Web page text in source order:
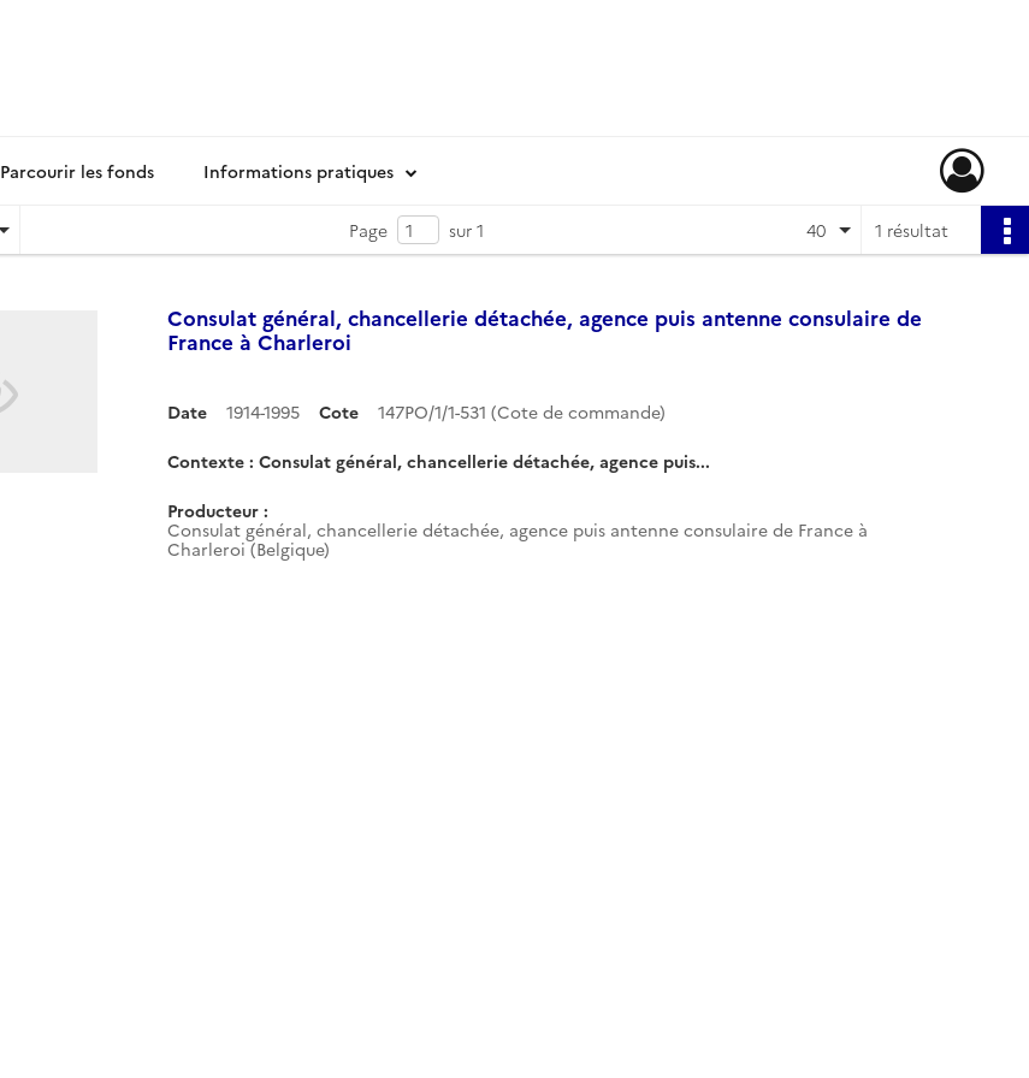
Parcourir les fonds Informations pratiques
Page sur 1 1 résultat
40
Consulat général, chancellerie détachée, agence puis antenne consulaire de
France à Charleroi
Date 1914-1995 Cote 147PO/1/1-531 (Cote de commande)
Contexte : Consulat général, chancellerie détachée, agence puis...
Producteur :
Consulat général, chancellerie détachée, agence puis antenne consulaire de France à
Charleroi (Belgique)